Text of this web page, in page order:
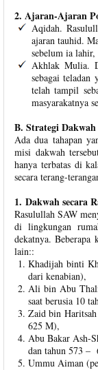
2. Ajaran-Ajaran
Aqidah.
ajaran tauhid.
sebelum ia
Akhlak Mulia.
sebagai
telah tampil
masyarakatnya
B. Strategi
Ada dua tahapan
misi dakwah
hanya terbatas di
secara terang-
1. Dakwah secara
Rasulullah SAW
di lingkungan
dekatnya. Beberapa
lain::
Khadijah binti
dari kenabian),
Ali bin Abu
saat berusia 10
Zaid bin
625 M),
Abu Bakar Ash-
dan tahun 573 –
Ummu Aiman